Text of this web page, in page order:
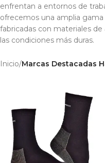
enfrentan a entornos de
ofrecemos una amplia
fabricadas con materiales de
las condiciones más duras.
Inicio/Marcas Destacadas